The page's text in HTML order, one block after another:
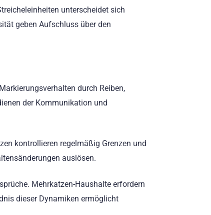
unterscheidet sich
geben Aufschluss über den
durch Reiben,
der Kommunikation und
kontrollieren regelmäßig Grenzen und
auslösen.
Mehrkatzen-Haushalte erfordern
dieser Dynamiken ermöglicht